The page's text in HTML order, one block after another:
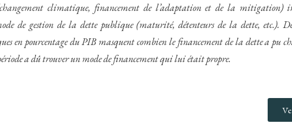
climatique, financement de l’adaptation et de la mitigation)
de gestion de la dette publique (maturité, détenteurs de la dette, etc.). De
en pourcentage du PIB masquent combien le financement de la dette a pu
a dû trouver un mode de financement qui lui était propre.